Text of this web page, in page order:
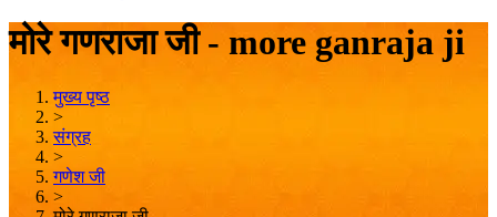
मोरे गणराजा जी - more ganraja ji
मुख्य पृष्ठ
>
संग्रह
>
गणेश जी
>